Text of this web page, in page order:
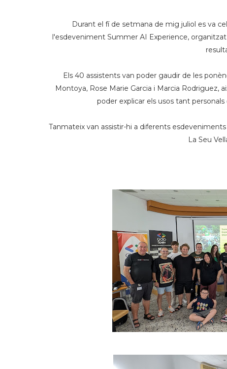
Durant el fí de setmana de mig juliol es va
l'esdeveniment Summer AI Experience,
Els 40 assistents van poder gaudir de les
Montoya, Rose Marie Garcia i Marcia
poder explicar els usos tant
Tanmateix van assistir-hi a diferents
La Seu